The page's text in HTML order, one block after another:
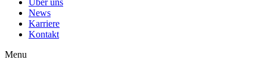
Über uns
News
Karriere
Kontakt
Menu